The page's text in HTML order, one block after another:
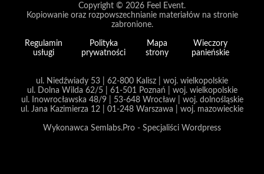
Copyright © 2026 Feel Event.
Kopiowanie oraz rozpowszechnianie materiałów na stronie
zabronione.
Regulamin
usługi
Polityka
prywatności
Mapa
strony
Wieczory
panieńskie
ul. Niedźwiady 53 | 62-800 Kalisz | woj. wielkopolskie
ul. Dolna Wilda 62/5 | 61-501 Poznań | woj. wielkopolskie
ul. Inowrocławska 48/9 | 53-648 Wrocław | woj. dolnośląskie
ul. Jana Kazimierza 12 | 01-248 Warszawa | woj. mazowieckie
Wykonawca Semlabs.Pro - Specjaliści Wordpress